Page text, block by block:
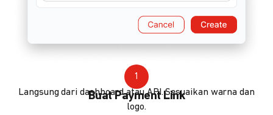
1
Buat Payment Link
Langsung dari dashboard atau API. Sesuaikan warna dan
logo.